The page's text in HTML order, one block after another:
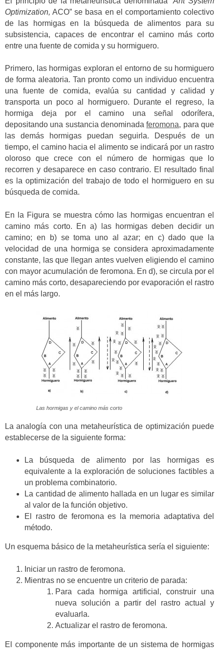
Optimization, ACO” se basa en el comportamiento colectivo
de las hormigas en la búsqueda de alimentos para su
subsistencia, capaces de encontrar el camino más corto
entre una fuente de comida y su hormiguero.
Primero, las hormigas exploran el entorno de su hormiguero
de forma aleatoria. Tan pronto como un individuo encuentra
una fuente de comida, evalúa su cantidad y calidad y
transporta un poco al hormiguero. Durante el regreso, la
hormiga deja por el camino una señal odorífera,
depositando una sustancia denominadaferomona, para que
las demás hormigas puedan seguirla. Después de un
tiempo, el camino hacia el alimento se indicará por un rastro
oloroso que crece con el número de hormigas que lo
recorren y desaparece en caso contrario. El resultado final
es la optimización del trabajo de todo el hormiguero en su
búsqueda de comida.
En la Figura se muestra cómo las hormigas encuentran el
camino más corto. En a) las hormigas deben decidir un
camino; en b) se toma uno al azar; en c) dado que la
velocidad de una hormiga se considera aproximadamente
constante, las que llegan antes vuelven eligiendo el camino
con mayor acumulación de feromona. En d), se circula por el
camino más corto, desapareciendo por evaporación el rastro
en el más largo.
Las hormigas y el camino más corto
La analogía con una metaheurística de optimización puede
establecerse de la siguiente forma:
La búsqueda de alimento por las hormigas es
equivalente a la exploración de soluciones factibles a
un problema combinatorio.
La cantidad de alimento hallada en un lugar es similar
al valor de la función objetivo.
El rastro de feromona es la memoria adaptativa del
método.
Un esquema básico de la metaheurística sería el siguiente:
Iniciar un rastro de feromona.
Mientras no se encuentre un criterio de parada:
Para cada hormiga artificial, construir una
nueva solución a partir del rastro actual y
evaluarla.
Actualizar el rastro de feromona.
El componente más importante de un sistema de hormigas